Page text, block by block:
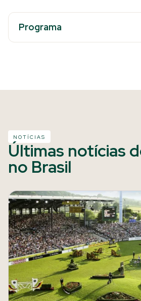
Programa
NOTÍCIAS
Últimas notícias
no Brasil